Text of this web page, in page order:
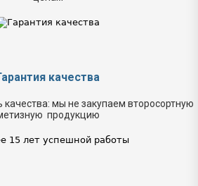
качества
качества: мы не закупаем второсортную
продукцию